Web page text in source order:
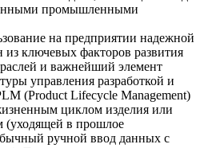
промышленными
на предприятии надежной
ключевых факторов развития
и важнейший элемент
управления разработкой и
(Product Lifecycle Management)
циклом изделия или
(уходящей в прошлое
ручной ввод данных с